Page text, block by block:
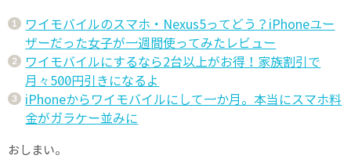
ワイモバイルのスマホ・Nexus5ってどう？iPhoneユー
ザーだった女子が一週間使ってみたレビュー
ワイモバイルにするなら2台以上がお得！家族割引で
月々500円引きになるよ
iPhoneからワイモバイルにして一か月。本当にスマホ料
金がガラケー並みに
おしまい。